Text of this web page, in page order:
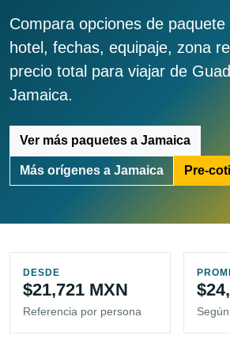
Compara opciones de paquete
hotel, fechas, equipaje, zona
precio total para viajar de
Jamaica.
Ver más paquetes a Jamaica
Más orígenes a Jamaica Pre-
DESDE
$21,721 MXN
Referencia por persona